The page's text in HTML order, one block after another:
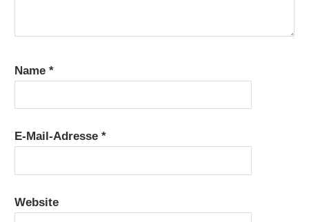
Name*
E-Mail-Adresse*
Website